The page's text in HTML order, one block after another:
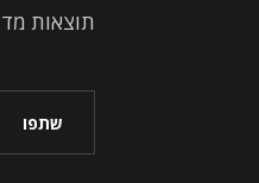
תוצאות
שתפו